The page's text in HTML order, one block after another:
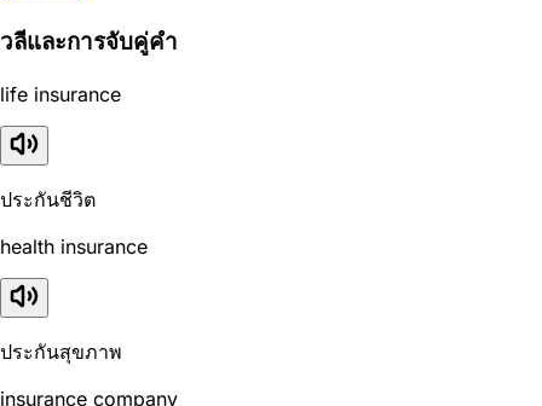
วลีและการจับคู่คำ
life insurance
ประกันชีวิต
health insurance
ประกันสุขภาพ
insurance company